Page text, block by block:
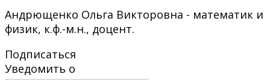
Андрющенко Ольга Викторовна - математик и
физик, к.ф.-м.н., доцент.
Подписаться
Уведомить о